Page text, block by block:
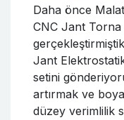
Daha önce
CNC Jant Torna
Jant
setini
artırmak ve
düzey verimlilik